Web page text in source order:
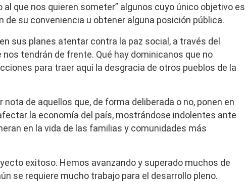
que nos quieren someter” algunos cuyo único objetivo es
de su conveniencia u obtener alguna posición pública.
sus planes atentar contra la paz social, a través del
tendrán de frente. Qué hay dominicanos que no
para traer aquí la desgracia de otros pueblos de la
de aquellos que, de forma deliberada o no, ponen en
la economía del país, mostrándose indolentes ante
en la vida de las familias y comunidades más
exitoso. Hemos avanzando y superado muchos de
se requiere mucho trabajo para el desarrollo pleno.